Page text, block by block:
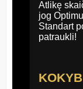
Atlikę
jog
Standart
patraukli!